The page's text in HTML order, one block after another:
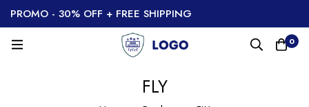
PROMO - 30% OFF + FREE SHIPPING
0
FLY